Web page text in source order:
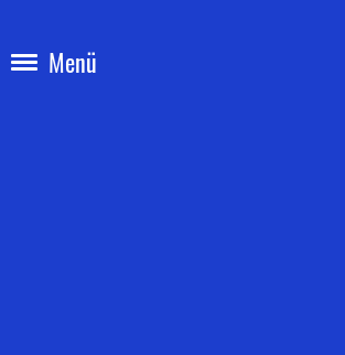
Menü